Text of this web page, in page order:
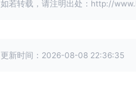
如若转载，请注明出处：http://
更新时间：2026-08-08 22:36:35